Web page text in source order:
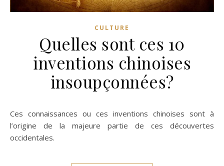
CULTURE
Quelles sont ces 10
inventions chinoises
insoupçonnées?
Ces connaissances ou ces inventions chinoises sont à
l’origine de la majeure partie de ces découvertes
occidentales.